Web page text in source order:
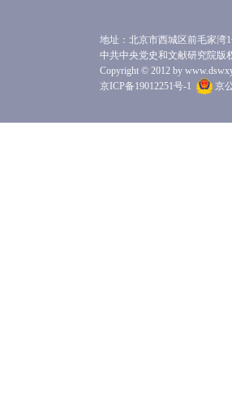
地址：北京市西城区前毛家湾
中共中央党史和文献研究院版
Copyright © 2012 by
京ICP备19012251号-1
京